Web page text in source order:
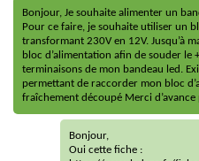
Bonjour, Je souhaite alimenter un
Pour ce faire, je souhaite utiliser un
transformant 230V en 12V. Jusqu’à
bloc d’alimentation afin de souder le
terminaisons de mon bandeau led.
permettant de raccorder mon bloc
fraîchement découpé Merci
Bonjour,
Oui cette fiche :